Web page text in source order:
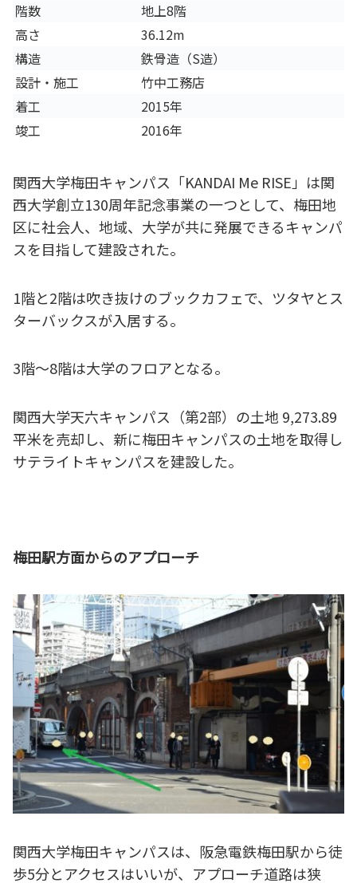
階数
地上8階
高さ
36.12m
構造
鉄骨造（S造）
設計・施工
竹中工務店
着工
2015年
竣工
2016年
関西大学梅田キャンパス「KANDAI Me RISE」は関
西大学創立130周年記念事業の一つとして、梅田地
区に社会人、地域、大学が共に発展できるキャンパ
スを目指して建設された。
1階と2階は吹き抜けのブックカフェで、ツタヤとス
ターバックスが入居する。
3階～8階は大学のフロアとなる。
関西大学天六キャンパス（第2部）の土地 9,273.89
平米を売却し、新に梅田キャンパスの土地を取得し
サテライトキャンパスを建設した。
梅田駅方面からのアプローチ
関西大学梅田キャンパスは、阪急電鉄梅田駅から徒
歩5分とアクセスはいいが、アプローチ道路は狭